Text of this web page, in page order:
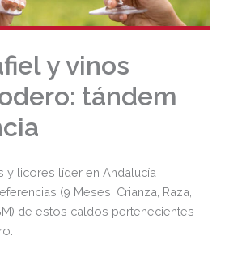
y vinos
tándem
y licores líder en Andalucía
(9 Meses, Crianza, Raza,
de estos caldos pertenecientes